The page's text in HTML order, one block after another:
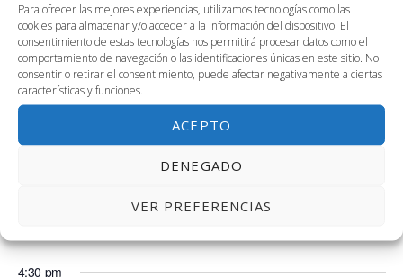
Para ofrecer las mejores experiencias, utilizamos tecnologías como las
cookies para almacenar y/o acceder a la información del dispositivo. El
consentimiento de estas tecnologías nos permitirá procesar datos como el
comportamiento de navegación o las identificaciones únicas en este sitio. No
consentir o retirar el consentimiento, puede afectar negativamente a ciertas
características y funciones.
ACEPTO
DENEGADO
VER PREFERENCIAS
15 noviembre, 2023 @ 10:00 am-12:00 pm
4:30 pm